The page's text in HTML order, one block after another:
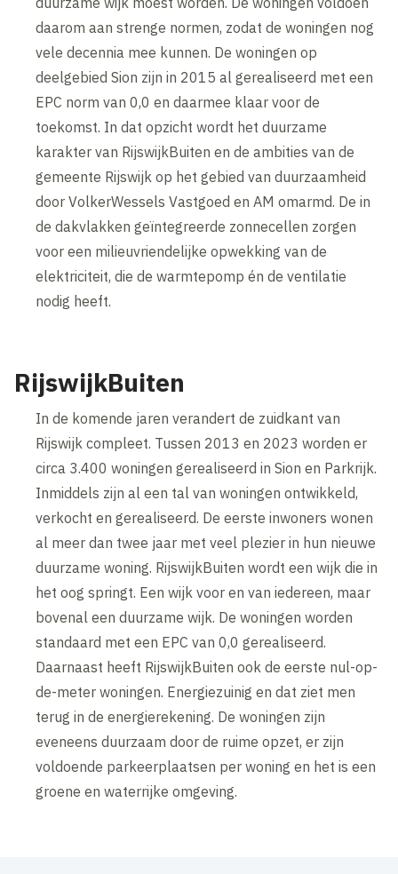
daarom aan strenge normen, zodat de woningen nog
vele decennia mee kunnen. De woningen op
deelgebied Sion zijn in 2015 al gerealiseerd met een
EPC norm van 0,0 en daarmee klaar voor de
toekomst. In dat opzicht wordt het duurzame
karakter van RijswijkBuiten en de ambities van de
gemeente Rijswijk op het gebied van duurzaamheid
door VolkerWessels Vastgoed en AM omarmd. De in
de dakvlakken geïntegreerde zonnecellen zorgen
voor een milieuvriendelijke opwekking van de
elektriciteit, die de warmtepomp én de ventilatie
nodig heeft.
RijswijkBuiten
In de komende jaren verandert de zuidkant van
Rijswijk compleet. Tussen 2013 en 2023 worden er
circa 3.400 woningen gerealiseerd in Sion en Parkrijk.
Inmiddels zijn al een tal van woningen ontwikkeld,
verkocht en gerealiseerd. De eerste inwoners wonen
al meer dan twee jaar met veel plezier in hun nieuwe
duurzame woning. RijswijkBuiten wordt een wijk die in
het oog springt. Een wijk voor en van iedereen, maar
bovenal een duurzame wijk. De woningen worden
standaard met een EPC van 0,0 gerealiseerd.
Daarnaast heeft RijswijkBuiten ook de eerste nul-op-
de-meter woningen. Energiezuinig en dat ziet men
terug in de energierekening. De woningen zijn
eveneens duurzaam door de ruime opzet, er zijn
voldoende parkeerplaatsen per woning en het is een
groene en waterrijke omgeving.